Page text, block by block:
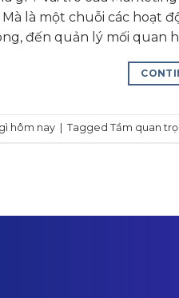
là một chuỗi các hoạt
đến quản lý mối quan
hôm nay Tagged Tầm quan